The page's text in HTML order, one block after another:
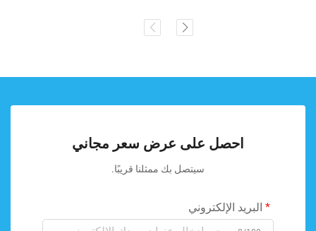
احصل على عرض سعر مجاني
سيتصل بك ممثلنا قريبًا.
البريد الإلكتروني